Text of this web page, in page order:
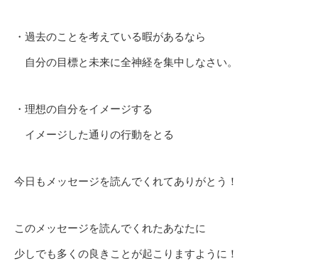
・過去のことを考えている暇があるなら
自分の目標と未来に全神経を集中しなさい。
・理想の自分をイメージする
イメージした通りの行動をとる
今日もメッセージを読んでくれてありがとう！
このメッセージを読んでくれたあなたに
少しでも多くの良きことが起こりますように！